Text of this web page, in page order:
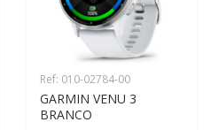
Ref: 010-02784-00
GARMIN VENU 3
BRANCO